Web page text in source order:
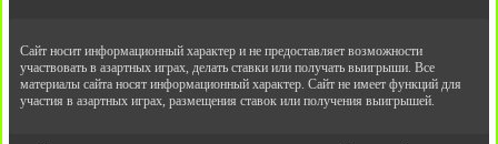
Сайт носит информационный характер и не предоставляет возможности
участвовать в азартных играх, делать ставки или получать выигрыши. Все
материалы сайта носят информационный характер. Сайт не имеет функций для
участия в азартных играх, размещения ставок или получения выигрышей.